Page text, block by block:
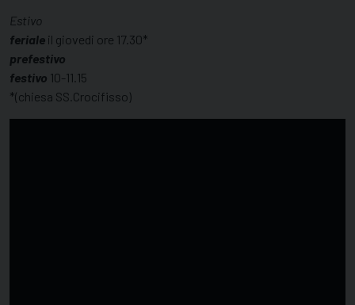
Estivo
feriale il giovedi ore 17.30*
prefestivo
festivo 10-11.15
*(chiesa SS.Crocifisso)